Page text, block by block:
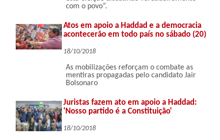
com o povo”.
Atos em apoio a Haddad e a democracia
acontecerão em todo país no sábado (20)
18/10/2018
As mobilizações reforçam o combate as
mentiras propagadas pelo candidato Jair
Bolsonaro
Juristas fazem ato em apoio a Haddad:
'Nosso partido é a Constituição'
18/10/2018